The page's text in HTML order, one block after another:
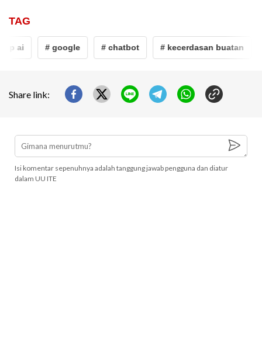
TAG
ai # google # chatbot # kecerdasan buatan
Share link:
Isi komentar sepenuhnya adalah tanggung jawab pengguna dan diatur
dalam UU ITE